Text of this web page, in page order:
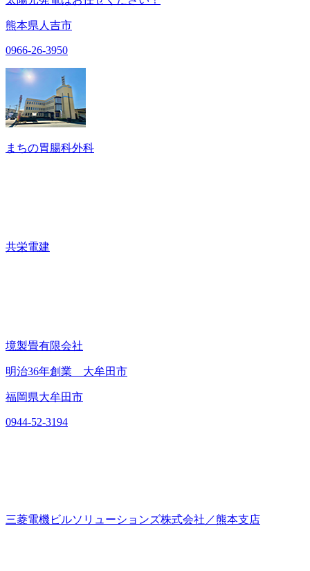
熊本県人吉市
0966-26-3950
まちの胃腸科外科
共栄電建
境製畳有限会社
明治36年創業 大牟田市
福岡県大牟田市
0944-52-3194
三菱電機ビルソリューションズ株式会社／熊本支店